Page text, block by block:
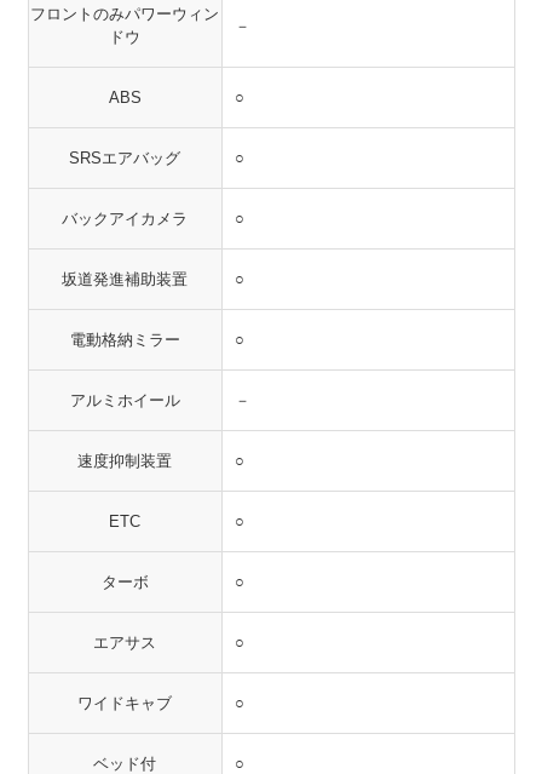
フロントのみパワーウィン
ドウ
－
ABS ○
SRSエアバッグ ○
バックアイカメラ ○
坂道発進補助装置 ○
電動格納ミラー ○
アルミホイール －
速度抑制装置 ○
ETC ○
ターボ ○
エアサス ○
ワイドキャブ ○
ベッド付 ○